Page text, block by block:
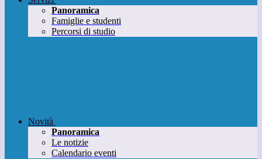
Panoramica
Famiglie e studenti
Percorsi di studio
Novità
Panoramica
Le notizie
Calendario eventi